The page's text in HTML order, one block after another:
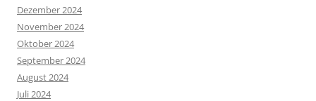
Dezember 2024
November 2024
Oktober 2024
September 2024
August 2024
Juli 2024